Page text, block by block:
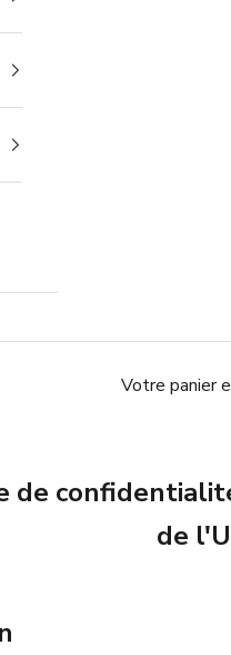
Votre panier
de
de